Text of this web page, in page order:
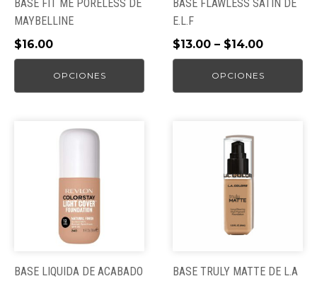
BASE FIT ME PORELESS DE
MAYBELLINE
$16.00
OPCIONES
elegir
en
la
de
BASE FLAWLESS SATIN DE
E.L.F
$13.00 – $14.00
OPCIONES
elegir
en
la
de
BASE LIQUIDA DE ACABADO
múltiples
variantes.
opciones
pueden
BASE TRULY MATTE DE L.A
múltiples
pueden